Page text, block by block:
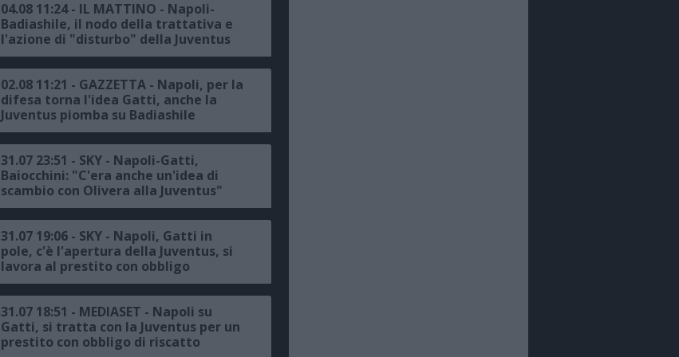
04.08 11:24 - IL MATTINO - Napoli-
Badiashile, il nodo della trattativa e
l'azione di "disturbo" della Juventus
02.08 11:21 - GAZZETTA - Napoli, per la
difesa torna l'idea Gatti, anche la
Juventus piomba su Badiashile
31.07 23:51 - SKY - Napoli-Gatti,
Baiocchini: "C'era anche un'idea di
scambio con Olivera alla Juventus"
31.07 19:06 - SKY - Napoli, Gatti in
pole, c'è l'apertura della Juventus, si
lavora al prestito con obbligo
31.07 18:51 - MEDIASET - Napoli su
Gatti, si tratta con la Juventus per un
prestito con obbligo di riscatto